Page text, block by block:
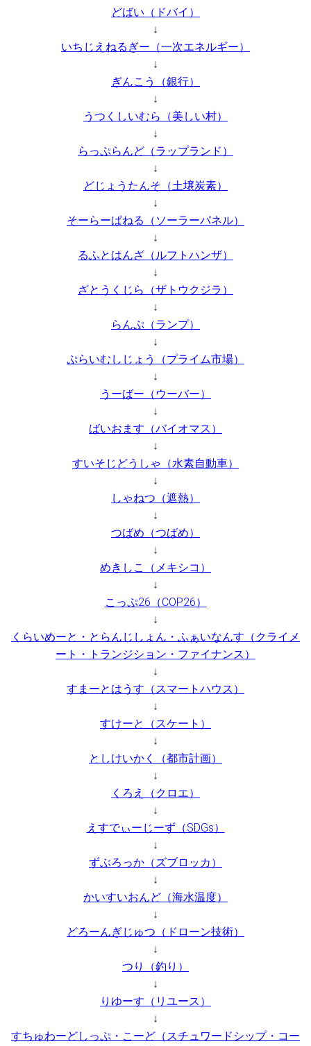
どばい（ドバイ）
↓
いちじえねるぎー（一次エネルギー）
↓
ぎんこう（銀行）
↓
うつくしいむら（美しい村）
↓
らっぷらんど（ラップランド）
↓
どじょうたんそ（土壌炭素）
↓
そーらーぱねる（ソーラーパネル）
↓
るふとはんざ（ルフトハンザ）
↓
ざとうくじら（ザトウクジラ）
↓
らんぷ（ランプ）
↓
ぷらいむしじょう（プライム市場）
↓
うーばー（ウーバー）
↓
ばいおます（バイオマス）
↓
すいそじどうしゃ（水素自動車）
↓
しゃねつ（遮熱）
↓
つばめ（つばめ）
↓
めきしこ（メキシコ）
↓
こっぷ26（COP26）
↓
くらいめーと・とらんじしょん・ふぁいなんす（クライメ
ート・トランジション・ファイナンス）
↓
すまーとはうす（スマートハウス）
↓
すけーと（スケート）
↓
としけいかく（都市計画）
↓
くろえ（クロエ）
↓
えすでぃーじーず（SDGs）
↓
ずぶろっか（ズブロッカ）
↓
かいすいおんど（海水温度）
↓
どろーんぎじゅつ（ドローン技術）
↓
つり（釣り）
↓
りゆーす（リユース）
↓
すちゅわーどしっぷ・こーど（スチュワードシップ・コー